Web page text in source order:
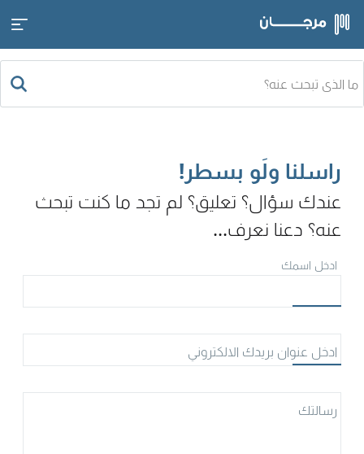
راسلنا ولَو بسطر!
عندك سؤال؟ تعليق؟ لم تجد ما كنت تبحث
عنه؟ دعنا نعرف...
ادخل اسمك
ادخل عنوان بريدك الالكتروني
رسالتك